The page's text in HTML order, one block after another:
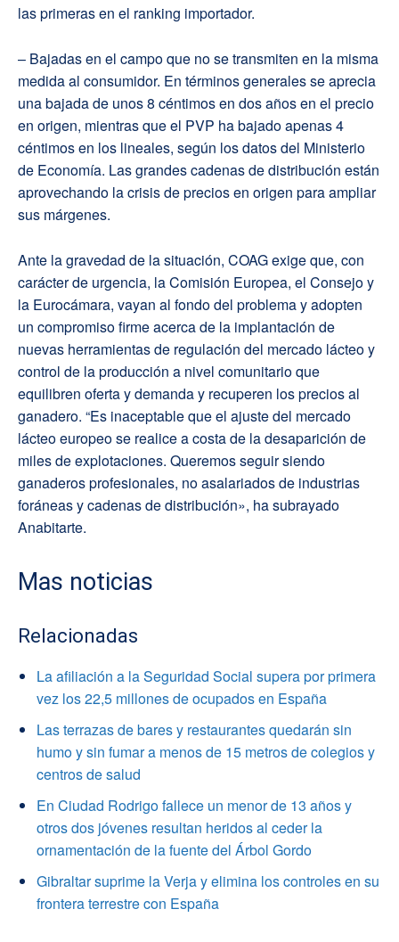
las primeras en el ranking importador.
– Bajadas en el campo que no se transmiten en la misma
medida al consumidor. En términos generales se aprecia
una bajada de unos 8 céntimos en dos años en el precio
en origen, mientras que el PVP ha bajado apenas 4
céntimos en los lineales, según los datos del Ministerio
de Economía. Las grandes cadenas de distribución están
aprovechando la crisis de precios en origen para ampliar
sus márgenes.
Ante la gravedad de la situación, COAG exige que, con
carácter de urgencia, la Comisión Europea, el Consejo y
la Eurocámara, vayan al fondo del problema y adopten
un compromiso firme acerca de la implantación de
nuevas herramientas de regulación del mercado lácteo y
control de la producción a nivel comunitario que
equilibren oferta y demanda y recuperen los precios al
ganadero. “Es inaceptable que el ajuste del mercado
lácteo europeo se realice a costa de la desaparición de
miles de explotaciones. Queremos seguir siendo
ganaderos profesionales, no asalariados de industrias
foráneas y cadenas de distribución», ha subrayado
Anabitarte.
Mas noticias
Relacionadas
La afiliación a la Seguridad Social supera por primera
vez los 22,5 millones de ocupados en España
Las terrazas de bares y restaurantes quedarán sin
humo y sin fumar a menos de 15 metros de colegios y
centros de salud
En Ciudad Rodrigo fallece un menor de 13 años y
otros dos jóvenes resultan heridos al ceder la
ornamentación de la fuente del Árbol Gordo
Gibraltar suprime la Verja y elimina los controles en su
frontera terrestre con España